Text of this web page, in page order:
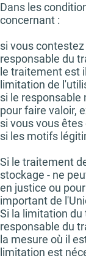
Dans les
concernant :
si vous
responsable du
le traitement est
limitation de
si le responsable
pour faire valoir,
si vous vous
si les motifs
Si le traitement
stockage - ne
en justice ou
important de
Si la limitation
responsable du
la mesure où il
limitation est